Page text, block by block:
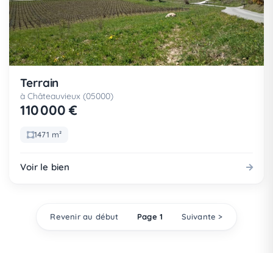
Terrain
à Châteauvieux (05000)
110 000 €
1471 m²
Voir le bien
Revenir au début Page 1 Suivante >